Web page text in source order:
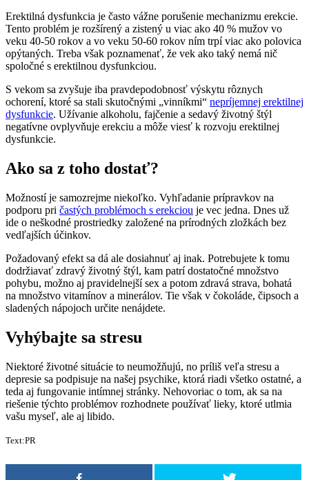
Erektilná dysfunkcia je často vážne porušenie mechanizmu erekcie.
Tento problém je rozšírený a zistený u viac ako 40 % mužov vo
veku 40-50 rokov a vo veku 50-60 rokov ním trpí viac ako polovica
opýtaných. Treba však poznamenať, že vek ako taký nemá nič
spoločné s erektilnou dysfunkciou.
S vekom sa zvyšuje iba pravdepodobnosť výskytu rôznych
ochorení, ktoré sa stali skutočnými „vinníkmi“ nepríjemnej erektilnej
dysfunkcie. Užívanie alkoholu, fajčenie a sedavý životný štýl
negatívne ovplyvňuje erekciu a môže viesť k rozvoju erektilnej
dysfunkcie.
Ako sa z toho dostať?
Možností je samozrejme niekoľko. Vyhľadanie prípravkov na
podporu pri častých problémoch s erekciou je vec jedna. Dnes už
ide o neškodné prostriedky založené na prírodných zložkách bez
vedľajších účinkov.
Požadovaný efekt sa dá ale dosiahnuť aj inak. Potrebujete k tomu
dodržiavať zdravý životný štýl, kam patrí dostatočné množstvo
pohybu, možno aj pravidelnejší sex a potom zdravá strava, bohatá
na množstvo vitamínov a minerálov. Tie však v čokoláde, čipsoch a
sladených nápojoch určite nenájdete.
Vyhýbajte sa stresu
Niektoré životné situácie to neumožňujú, no príliš veľa stresu a
depresie sa podpisuje na našej psychike, ktorá riadi všetko ostatné, a
teda aj fungovanie intímnej stránky. Nehovoriac o tom, ak sa na
riešenie týchto problémov rozhodnete používať lieky, ktoré utlmia
vašu myseľ, ale aj libido.
Text:PR